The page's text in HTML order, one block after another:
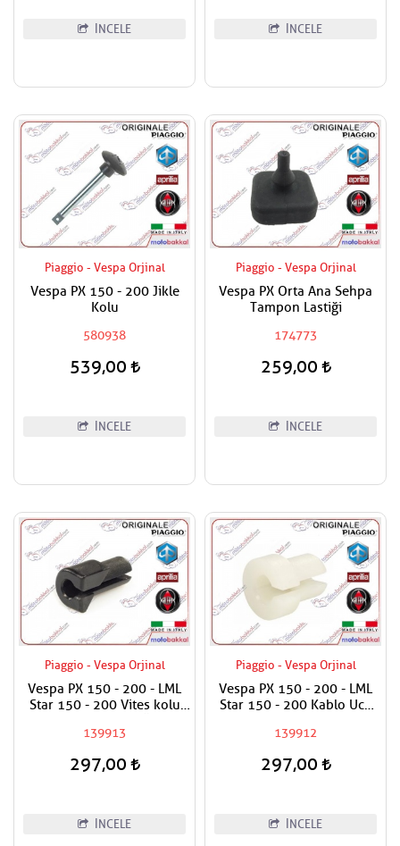
İNCELE İNCELE
Piaggio - Vespa Orjinal
Vespa PX 150 - 200 Jikle
Kolu
580938
539,00
İNCELE
Piaggio - Vespa Orjinal
Vespa PX Orta Ana Sehpa
Tampon Lastiği
174773
259,00
İNCELE
Piaggio - Vespa Orjinal
Vespa PX 150 - 200 - LML
Star 150 - 200 Vites kolu
139913
297,00
İNCELE
Piaggio - Vespa Orjinal
Vespa PX 150 - 200 - LML
Star 150 - 200 Kablo Ucu
139912
297,00
İNCELE